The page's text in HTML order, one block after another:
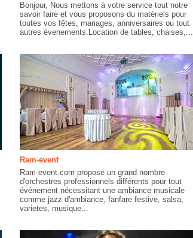
Bonjour, Nous mettons à votre service tout notre
savoir faire et vous proposons du matériels pour
toutes vos fêtes, mariages, anniversaires ou tout
autres évenements.Location de tables, chaises,...
Ram-event
Ram-event.com propose un grand nombre
d'orchestres professionnels différents pour tout
événement nécessitant une ambiance musicale
comme jazz d'ambiance, fanfare festive, salsa,
varietes, musique...